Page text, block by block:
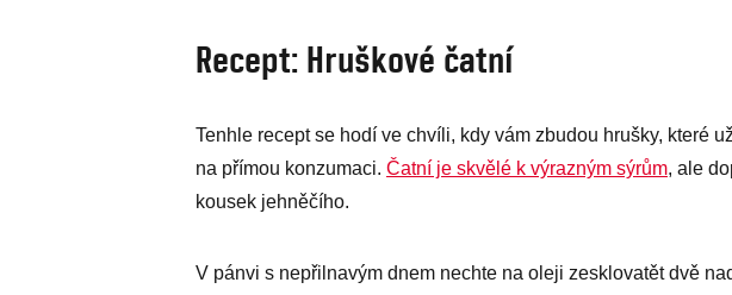
Recept: Hruškové čatní
Tenhle recept se hodí ve chvíli, kdy vám zbudou hrušky, které
na přímou konzumaci. Čatní je skvělé k výrazným sýrům, ale
kousek jehněčího.
V pánvi s nepřilnavým dnem nechte na oleji zesklovatět dvě